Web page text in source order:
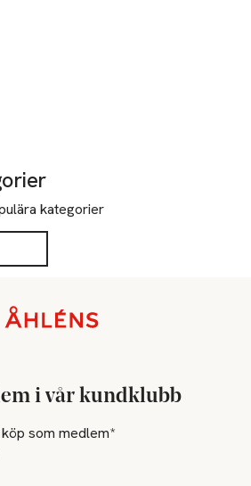
kategorier
i vår kundklubb
som medlem*